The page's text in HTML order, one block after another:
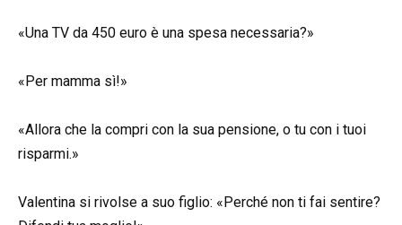
«Una TV da 450 euro è una spesa necessaria?»
«Per mamma sì!»
«Allora che la compri con la sua pensione, o tu con i tuoi
risparmi.»
Valentina si rivolse a suo figlio: «Perché non ti fai sentire?